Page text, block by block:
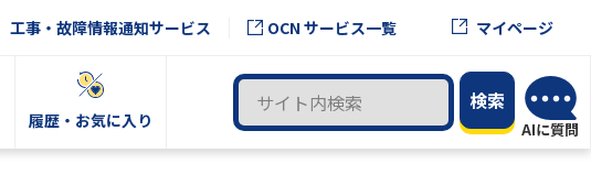
工事・故障情報通知サービス OCN サービス一覧 マイページ
履歴・お気に入り